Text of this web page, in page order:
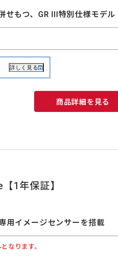
せもつ、GR III特別仕様モデル
詳しく見る
商品詳細を見る
1年保証】
用イメージセンサーを搭載
なります。